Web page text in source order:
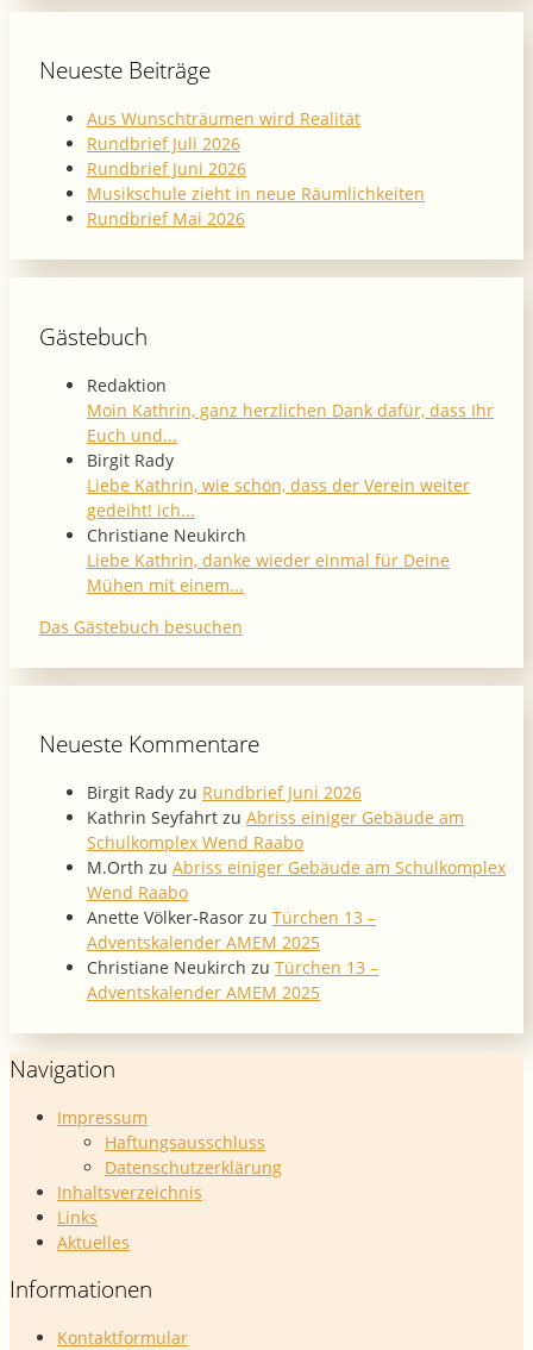
Neueste Beiträge
Aus Wunschträumen wird Realität
Rundbrief Juli 2026
Rundbrief Juni 2026
Musikschule zieht in neue Räumlichkeiten
Rundbrief Mai 2026
Gästebuch
Redaktion
Moin Kathrin, ganz herzlichen Dank dafür, dass Ihr
Euch und...
Birgit Rady
Liebe Kathrin, wie schön, dass der Verein weiter
gedeiht! ich...
Christiane Neukirch
Liebe Kathrin, danke wieder einmal für Deine
Mühen mit einem...
Das Gästebuch besuchen
Neueste Kommentare
Birgit Rady zu Rundbrief Juni 2026
Kathrin Seyfahrt zu Abriss einiger Gebäude am
Schulkomplex Wend Raabo
M.Orth zu Abriss einiger Gebäude am Schulkomplex
Wend Raabo
Anette Völker-Rasor zu Türchen 13 –
Adventskalender AMEM 2025
Christiane Neukirch zu Türchen 13 –
Adventskalender AMEM 2025
Navigation
Impressum
Haftungsausschluss
Datenschutzerklärung
Inhaltsverzeichnis
Links
Aktuelles
Informationen
Kontaktformular